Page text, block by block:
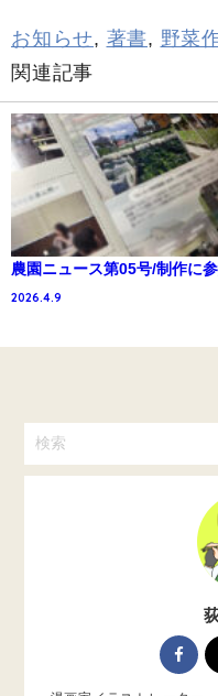
お知らせ, 著書, 野菜
関連記事
農園ニュース第05号/制作に
2026.4.9